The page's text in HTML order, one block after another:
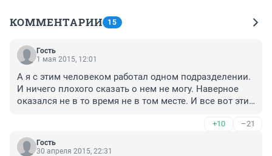
КОММЕНТАРИИ 15
Гость
1 мая 2015, 12:01
А я с этим человеком работал одном подразделении.
И ничего плохого сказать о нем не могу. Наверное
оказался не в то время не в том месте. И все вот эти
гонялся за маленькой девочкой и жестоко над ней
надругался я думаю слегка преувеличены. И
начальство (кстати очень достойные люди)
+10 –21
Гость
30 апреля 2015, 22:31